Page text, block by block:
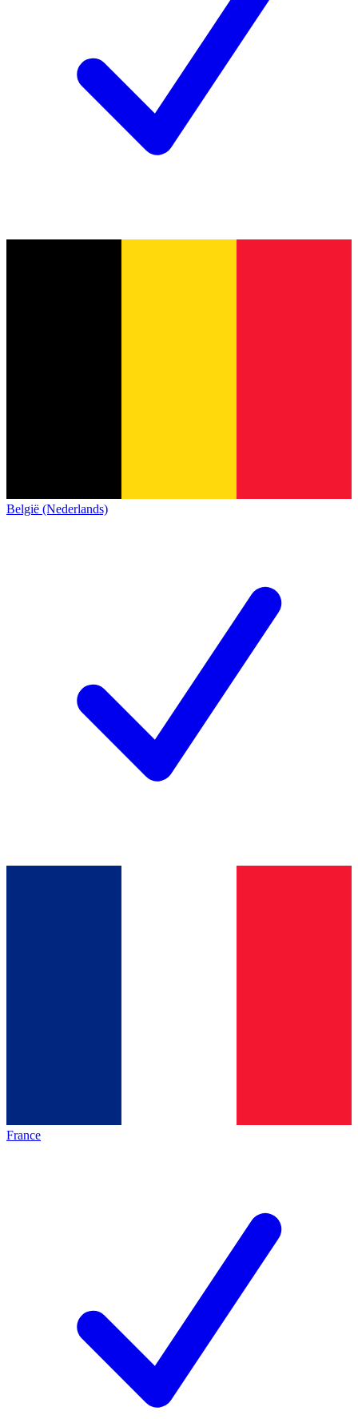
België (Nederlands)
France